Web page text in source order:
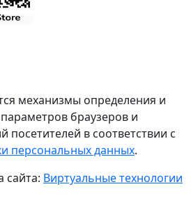
механизмы определения и
браузеров и
посетителей в соответствии с
персональных данных.
сайта: Виртуальные технологии